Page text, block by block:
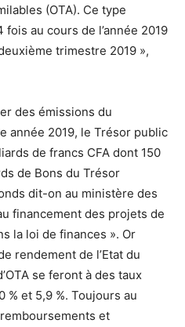
(OTA). Ce type
au cours de l’année 2019
trimestre 2019 »,
des émissions du
année 2019, le Trésor public
de francs CFA dont 150
de Bons du Trésor
dit-on au ministère des
financement des projets de
la loi de finances ». Or
rendement de l’Etat du
se feront à des taux
% et 5,9 %. Toujours au
et